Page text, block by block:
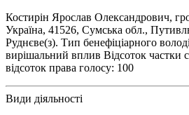
Костирін Ярослав Олександрович,
Україна, 41526, Сумська обл.,
Руднєве(з). Тип бенефіціарного
вирішальний вплив Відсоток частки
відсоток права голосу: 100
Види діяльності